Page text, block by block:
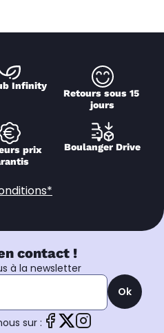
Infinity
Retours sous 15
jours
prix
Boulanger Drive
contact !
à la newsletter
Ok
sur :